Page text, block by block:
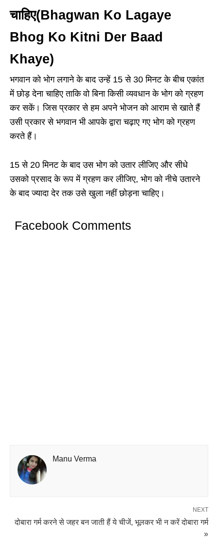
चाहिए(Bhagwan Ko Lagaye
Bhog Ko Kitni Der Baad
Khaye)
भगवान को भोग लगाने के बाद उन्हें 15 से 30 मिनट के बीच एकांत
में छोड़ देना चाहिए ताकि वो बिना किसी व्यवधान के भोग को ग्रहण
कर सकें। जिस प्रकार से हम अपने भोजन को आराम से खाते हैं
उसी प्रकार से भगवान भी आपके द्वारा चढ़ाए गए भोग को ग्रहण
करते हैं।
15 से 20 मिनट के बाद उस भोग को उतार लीजिए और सीधे
उसको प्रसाद के रूप में ग्रहण कर लीजिए, भोग को नीचे उतारने
के बाद ज्यादा देर तक उसे खुला नहीं छोड़ना चाहिए।
Facebook Comments
Manu Verma
NEXT
दोबारा गर्म करने से जहर बन जाती हैं ये चीजें, भूलकर भी न करें दोबारा गर्म
»